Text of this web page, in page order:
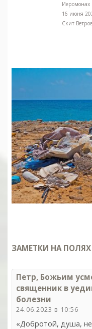
Иеромонах
16 июня
Скит
ЗАМЕТКИ НА ПОЛЯХ
Петр, Божьим
священник в
болезни
24.06.2023 в 10:56
«Добротой, душа,